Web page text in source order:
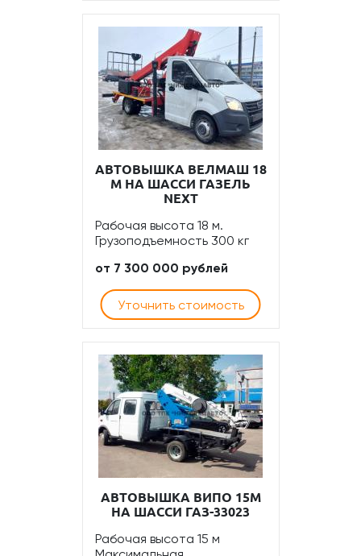
АВТОВЫШКА ВЕЛМАШ 18
М НА ШАССИ ГАЗЕЛЬ
NEXT
Рабочая высота 18 м.
Грузоподъемность 300 кг
от 7 300 000 рублей
Уточнить стоимость
АВТОВЫШКА ВИПО 15М
НА ШАССИ ГАЗ-33023
Рабочая высота 15 м